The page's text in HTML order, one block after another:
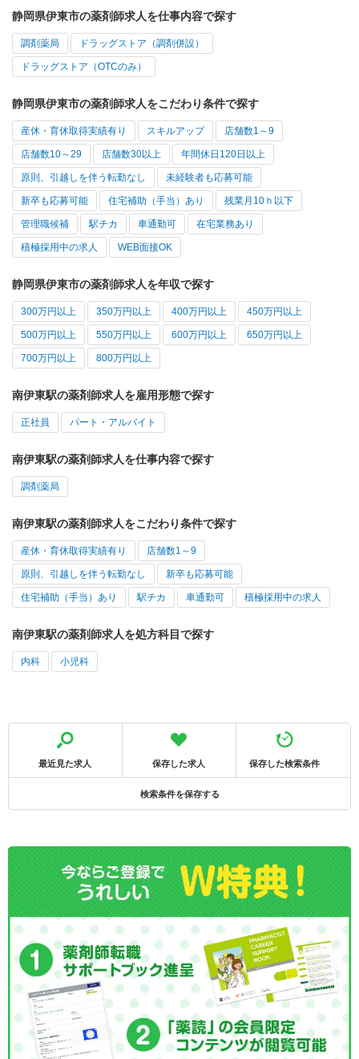
静岡県伊東市の薬剤師求人を仕事内容で探す
調剤薬局 ドラッグストア（調剤併設）
ドラッグストア（OTCのみ）
静岡県伊東市の薬剤師求人をこだわり条件で探す
産休・育休取得実績有り スキルアップ 店舗数1～9
店舗数10～29 店舗数30以上 年間休日120日以上
原則、引越しを伴う転勤なし 未経験者も応募可能
新卒も応募可能 住宅補助（手当）あり 残業月10ｈ以下
管理職候補 駅チカ 車通勤可 在宅業務あり
積極採用中の求人 WEB面接OK
静岡県伊東市の薬剤師求人を年収で探す
300万円以上 350万円以上 400万円以上 450万円以上
500万円以上 550万円以上 600万円以上 650万円以上
700万円以上 800万円以上
南伊東駅の薬剤師求人を雇用形態で探す
正社員 パート・アルバイト
南伊東駅の薬剤師求人を仕事内容で探す
調剤薬局
南伊東駅の薬剤師求人をこだわり条件で探す
産休・育休取得実績有り 店舗数1～9
原則、引越しを伴う転勤なし 新卒も応募可能
住宅補助（手当）あり 駅チカ 車通勤可 積極採用中の求人
南伊東駅の薬剤師求人を処方科目で探す
内科 小児科
最近見た求人 保存した求人 保存した検索条件
検索条件を保存する